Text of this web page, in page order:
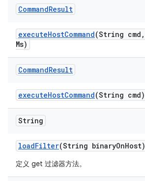
CommandResult
executeHostCommand(String cmd ,
Ms)
CommandResult
executeHostCommand(String cmd)
String
loadFilter(String binaryOnHost)
定义 get 过滤器方法。